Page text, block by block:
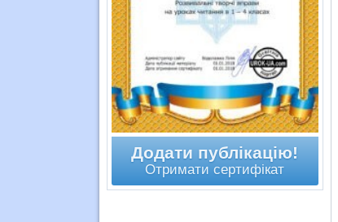
Додати публікацію!
Отримати сертифікат